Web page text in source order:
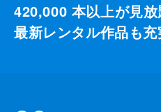
420,000 本以上が見放
最新レンタル作品も充